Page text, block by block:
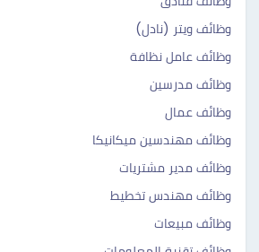
وظائف ويتر (نادل)
وظائف عامل نظافة
وظائف مدرسين
وظائف عمال
وظائف مهندسين ميكانيكا
وظائف مدير مشتريات
وظائف مهندس تخطيط
وظائف مبيعات